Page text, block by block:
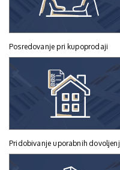
Posredovanje pri kupoprodaji
Pridobivanje uporabnih dovoljenj